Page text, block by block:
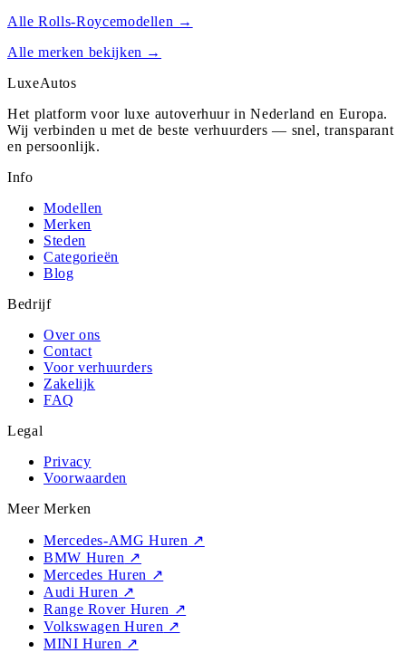
AlleRolls-Roycemodellen →
Alle merken bekijken →
LuxeAutos
Het platform voor luxe autoverhuur in Nederland en Europa.
Wij verbinden u met de beste verhuurders — snel, transparant
en persoonlijk.
Info
Modellen
Merken
Steden
Categorieën
Blog
Bedrijf
Over ons
Contact
Voor verhuurders
Zakelijk
FAQ
Legal
Privacy
Voorwaarden
Meer Merken
Mercedes-AMG Huren ↗
BMW Huren ↗
Mercedes Huren ↗
Audi Huren ↗
Range Rover Huren ↗
Volkswagen Huren ↗
MINI Huren ↗